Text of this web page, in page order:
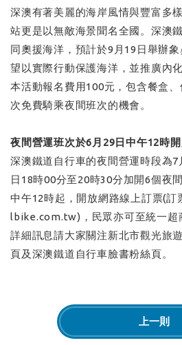
深澳有著美麗的海岸風情與豐富多
站更是以無敵海景聞名全國。深澳
同奧援海洋，預計於9月19日舉辦
望以實際行動保護海洋，並推廣內
本活動報名費用100元，包含餐盒
次免費騎乘夜間班次的機會。
夜間營運班次於6月29日中午12時
深澳鐵道自行車的夜間營運時段為
日18時00分至20時30分加開6個夜
中午12時起，開放網路線上訂票(訂
lbike.com.tw)，民眾亦可至統一超
詳細訊息請大家關注新北市觀光旅
頁及深澳鐵道自行車臉書粉絲頁。
上一則